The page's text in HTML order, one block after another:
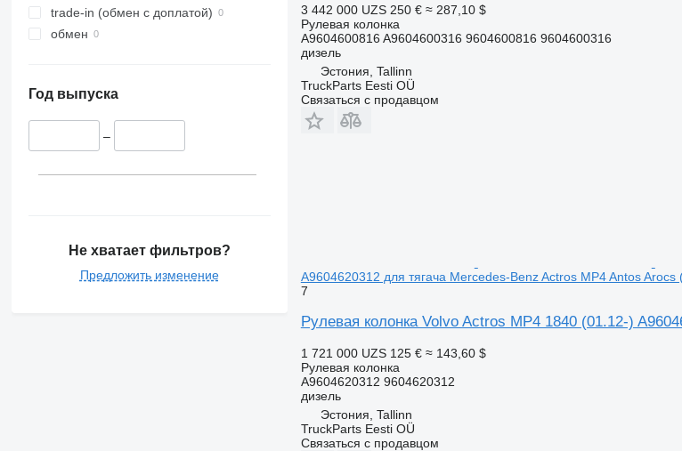
trade-in (обмен с доплатой)
обмен
Год выпуска
–
Не хватает фильтров?
Предложить изменение
3 442 000 UZS 250 € ≈ 287,10 $
Рулевая колонка
A9604600816 A9604600316 9604600816 9604600316
дизель
Эстония, Tallinn
TruckParts Eesti OÜ
Связаться с продавцом
A9604620312 для тягача Mercedes-Benz Actros MP4 Antos Arocs
7
Рулевая колонка Volvo Actros MP4 1840 (01.12-)
1 721 000 UZS 125 € ≈ 143,60 $
Рулевая колонка
A9604620312 9604620312
дизель
Эстония, Tallinn
TruckParts Eesti OÜ
Связаться с продавцом